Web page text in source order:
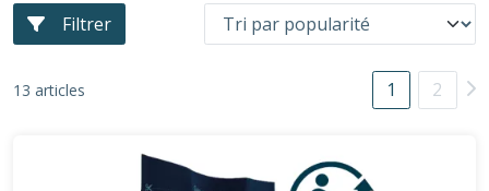
Filtrer
13 articles 1 2